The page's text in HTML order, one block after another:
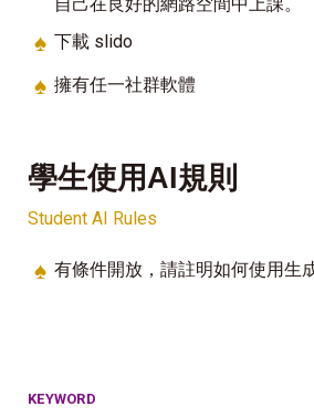
♠ 下載 slido
♠ 擁有任一社群軟體
學生使用AI規則
Student AI Rules
♠ 有條件開放，請註明如何使用生
KEYWORD